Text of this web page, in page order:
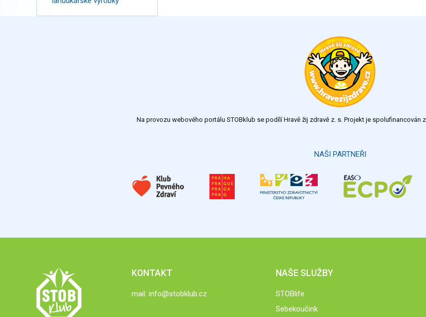
Na provozu webového portálu STOBklub se podílí Hravě žij zdravě z. s. Projekt je spolufinancován
NAŠI PARTNEŘI
KONTAKT
mail: info@stobklub.cz
NAŠE SLUŽBY
STOBlife
Sebekoučink